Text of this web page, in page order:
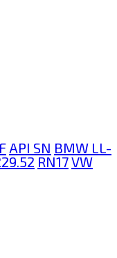
API SN BMW LL-
RN17VW